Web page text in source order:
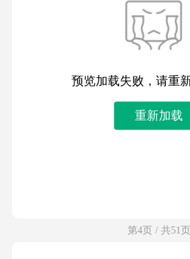
预览加载失败，请重
重新加载
第4页 / 共51页